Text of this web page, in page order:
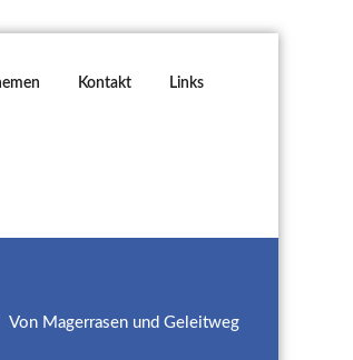
Kontakt Links
Von Magerrasen und Geleitweg